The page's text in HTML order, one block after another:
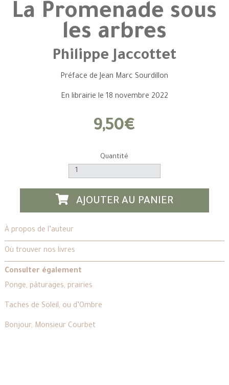
La Promenade sous
les arbres
Philippe Jaccottet
Préface de Jean Marc Sourdillon
En librairie le 18 novembre 2022
9,50€
Quantité
AJOUTER AU PANIER
À propos de l’auteur
Où trouver nos livres
Consulter également
Ponge, pâturages, prairies
Taches de Soleil, ou d’Ombre
Bonjour, Monsieur Courbet